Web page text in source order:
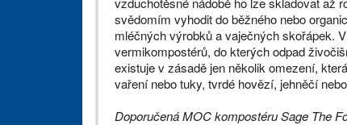
svědomím vyhodit do běžného nebo
mléčných výrobků a vaječných skořápek.
vermikompostérů, do kterých odpad
existuje v zásadě jen několik omezení,
vaření nebo tuky, tvrdé hovězí, jehněčí
Doporučená MOC kompostéru Sage The